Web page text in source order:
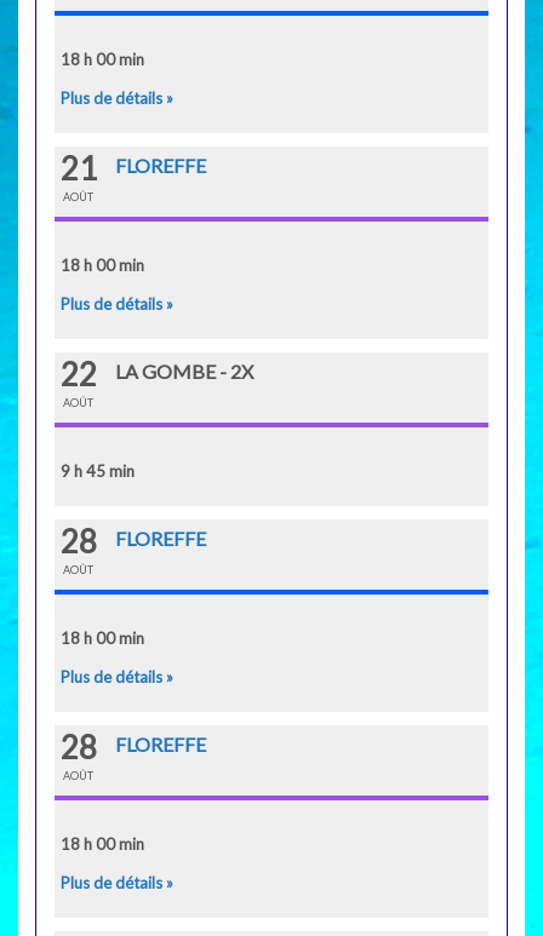
18 h 00 min
Plus de détails »
21
AOÛT
FLOREFFE
18 h 00 min
Plus de détails »
22
AOÛT
LA GOMBE - 2X
9 h 45 min
28
AOÛT
FLOREFFE
18 h 00 min
Plus de détails »
28
AOÛT
FLOREFFE
18 h 00 min
Plus de détails »